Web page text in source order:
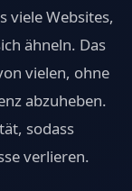
viele Websites,
ähneln. Das
vielen, ohne
abzuheben.
sodass
verlieren.